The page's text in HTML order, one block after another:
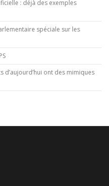
: déjà des exemples
spéciale sur les
d’aujourd’hui ont des mimiques